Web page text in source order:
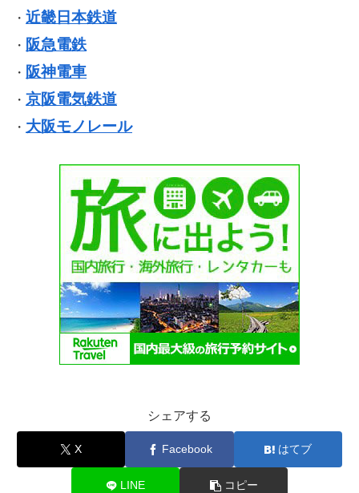
・ 近畿日本鉄道
・ 阪急電鉄
・ 阪神電車
・ 京阪電気鉄道
・ 大阪モノレール
シェアする
X Facebook はてブ
LINE コピー